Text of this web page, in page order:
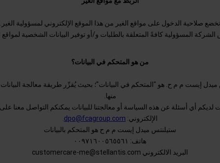
تخضع صلاحية الدخول على مواقع الغير من هذا الموقع الإلكتروني لمسؤولية الغير.
المسؤولية كافةً المتعلقة بالطلبات و/أو توفير البيانات الشخصية لمواقع
من هو المتحكم في البيانات؟
إيست م م ح. هو "المتحكم في البيانات"؛ بحيث يُقرِّر طريقة معالجة
منها.
لديكم أي أسئلة عن هذه السياسة أو معالجتنا للبيانات يمكنكم التواصل معنا على
الإلكتروني: dpo@fcagroup.com
ستيلنتس ميدل إيست م م ح هو المتحكم بالبيانات
هاتف: ٠٠٩٧١٦٠٠٥٦٥٥٦١
البريد الالكتروني customercare-me@stellantis.com